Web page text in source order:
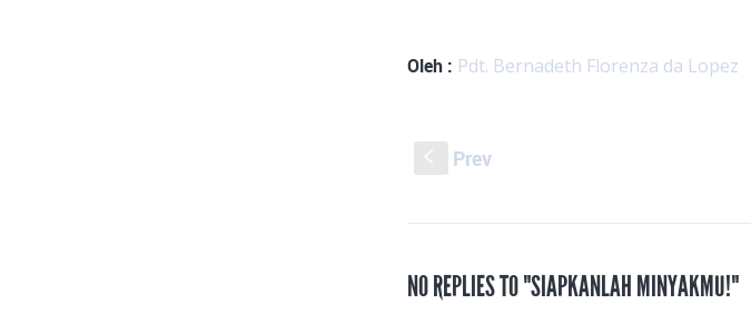
Oleh : Pdt. Bernadeth Florenza da Lopez
Prev
NO REPLIES TO "SIAPKANLAH MINYAKMU!"